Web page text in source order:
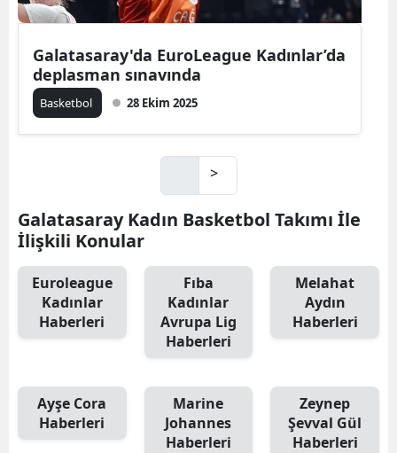
Galatasaray'da EuroLeague Kadınlar’da
deplasman sınavında
Basketbol 28 Ekim 2025
>
Galatasaray Kadın Basketbol Takımı İle
İlişkili Konular
Euroleague
Kadınlar
Haberleri
Fıba
Kadınlar
Avrupa Lig
Haberleri
Melahat
Aydın
Haberleri
Ayşe Cora
Haberleri
Marine
Johannes
Haberleri
Zeynep
Şevval Gül
Haberleri